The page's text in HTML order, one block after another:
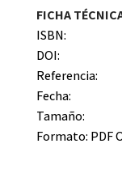
FICHA
ISBN:
DOI:
Referencia:
Fecha:
Tamaño:
Formato: PDF